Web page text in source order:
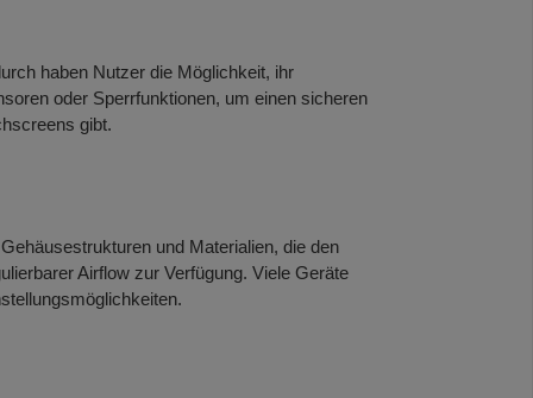
haben Nutzer die Möglichkeit, ihr
oder Sperrfunktionen, um einen sicheren
gibt.
und Materialien, die den
Airflow zur Verfügung. Viele Geräte